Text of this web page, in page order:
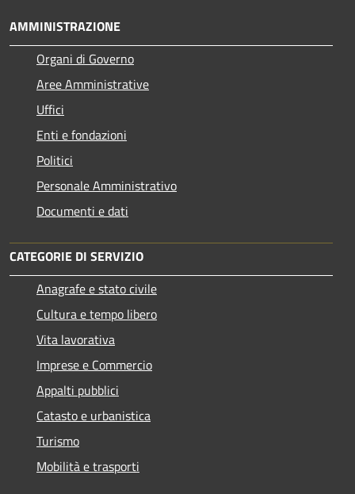
AMMINISTRAZIONE
Organi di Governo
Aree Amministrative
Uffici
Enti e fondazioni
Politici
Personale Amministrativo
Documenti e dati
CATEGORIE DI SERVIZIO
Anagrafe e stato civile
Cultura e tempo libero
Vita lavorativa
Imprese e Commercio
Appalti pubblici
Catasto e urbanistica
Turismo
Mobilità e trasporti